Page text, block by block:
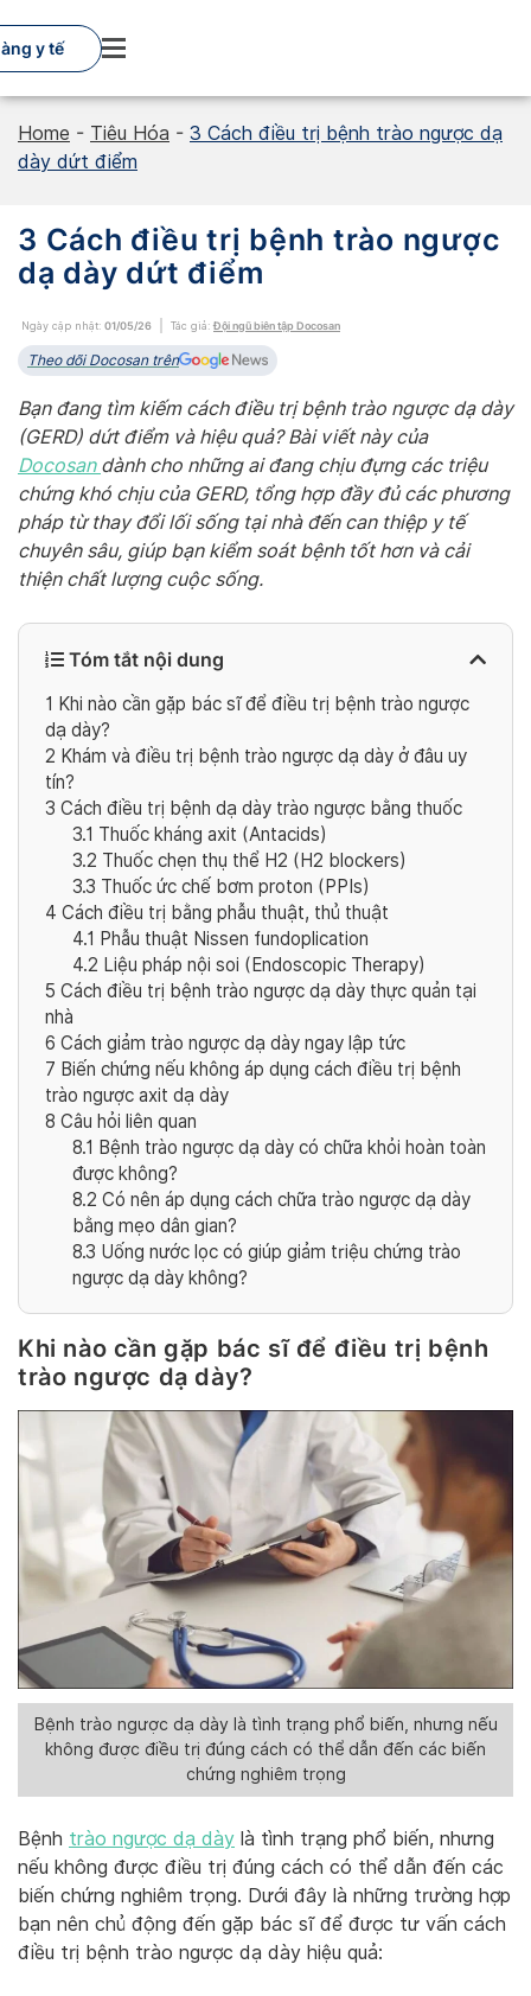
to
content
y tế
Home - Tiêu Hóa - 3 Cách điều trị bệnh trào ngược dạ
dày dứt điểm
3 Cách điều trị bệnh trào ngược
dạ dày dứt điểm
Ngày cập nhật: 01/05/26 Tác giả: Đội ngũ biên tập Docosan
Theo dõi Docosan trên
Bạn đang tìm kiếm cách điều trị bệnh trào ngược dạ dày
(GERD) dứt điểm và hiệu quả? Bài viết này của
Docosan dành cho những ai đang chịu đựng các triệu
chứng khó chịu của GERD, tổng hợp đầy đủ các phương
pháp từ thay đổi lối sống tại nhà đến can thiệp y tế
chuyên sâu, giúp bạn kiểm soát bệnh tốt hơn và cải
thiện chất lượng cuộc sống.
Tóm tắt nội dung
1 Khi nào cần gặp bác sĩ để điều trị bệnh trào ngược
dạ dày?
2 Khám và điều trị bệnh trào ngược dạ dày ở đâu uy
tín?
3 Cách điều trị bệnh dạ dày trào ngược bằng thuốc
3.1 Thuốc kháng axit (Antacids)
3.2 Thuốc chẹn thụ thể H2 (H2 blockers)
3.3 Thuốc ức chế bơm proton (PPIs)
4 Cách điều trị bằng phẫu thuật, thủ thuật
4.1 Phẫu thuật Nissen fundoplication
4.2 Liệu pháp nội soi (Endoscopic Therapy)
5 Cách điều trị bệnh trào ngược dạ dày thực quản tại
nhà
6 Cách giảm trào ngược dạ dày ngay lập tức
7 Biến chứng nếu không áp dụng cách điều trị bệnh
trào ngược axit dạ dày
8 Câu hỏi liên quan
8.1 Bệnh trào ngược dạ dày có chữa khỏi hoàn toàn
được không?
8.2 Có nên áp dụng cách chữa trào ngược dạ dày
bằng mẹo dân gian?
8.3 Uống nước lọc có giúp giảm triệu chứng trào
ngược dạ dày không?
Khi nào cần gặp bác sĩ để điều trị bệnh
trào ngược dạ dày?
Bệnh trào ngược dạ dày là tình trạng phổ biến, nhưng nếu
không được điều trị đúng cách có thể dẫn đến các biến
chứng nghiêm trọng
Bệnh trào ngược dạ dày là tình trạng phổ biến, nhưng
nếu không được điều trị đúng cách có thể dẫn đến các
biến chứng nghiêm trọng. Dưới đây là những trường hợp
bạn nên chủ động đến gặp bác sĩ để được tư vấn cách
điều trị bệnh trào ngược dạ dày hiệu quả: